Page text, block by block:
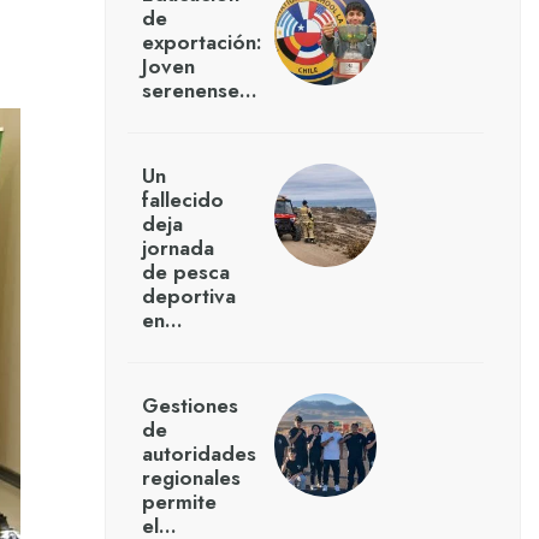
de
exportación:
Joven
serenense…
Un
fallecido
deja
jornada
de pesca
deportiva
en…
Gestiones
de
autoridades
regionales
permite
el…